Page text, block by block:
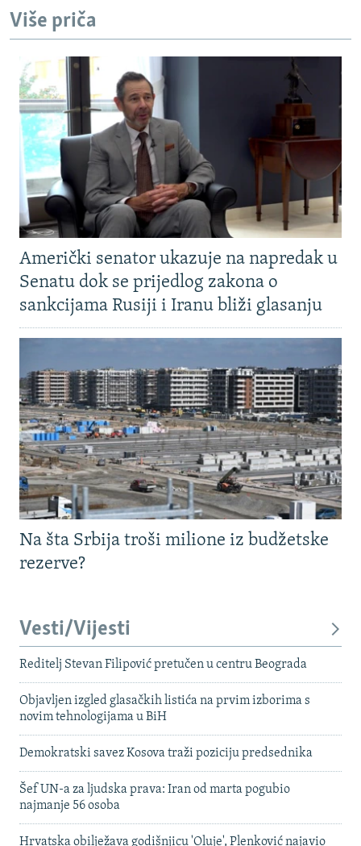
Više priča
Američki senator ukazuje na napredak u
Senatu dok se prijedlog zakona o
sankcijama Rusiji i Iranu bliži glasanju
Na šta Srbija troši milione iz budžetske
rezerve?
Vesti/Vijesti
Reditelj Stevan Filipović pretučen u centru Beograda
Objavljen izgled glasačkih listića na prvim izborima s
novim tehnologijama u BiH
Demokratski savez Kosova traži poziciju predsednika
Šef UN-a za ljudska prava: Iran od marta pogubio
najmanje 56 osoba
Hrvatska obilježava godišnjicu 'Oluje', Plenković najavio